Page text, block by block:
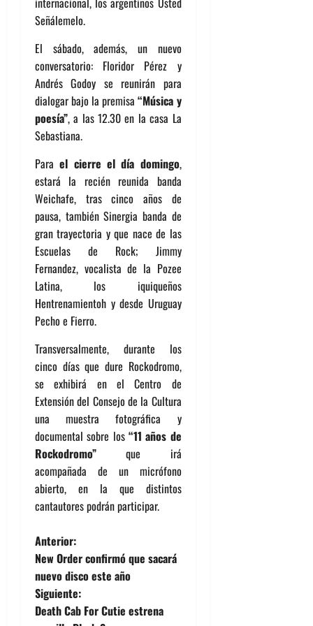
Señálemelo.
El sábado, además, un nuevo
conversatorio: Floridor Pérez y
Andrés Godoy se reunirán para
dialogar bajo la premisa“Música y
poesía”, a las 12.30 en la casa La
Sebastiana.
Parael cierre el día domingo,
estará la recién reunida banda
Weichafe, tras cinco años de
pausa, también Sinergia banda de
gran trayectoria y que nace de las
Escuelas de Rock; Jimmy
Fernandez, vocalista de la Pozee
Latina, los iquiqueños
Hentrenamientoh y desde Uruguay
Pecho e Fierro.
Transversalmente, durante los
cinco días que dure Rockodromo,
se exhibirá en el Centro de
Extensión del Consejo de la Cultura
una muestra fotográfica y
documental sobre los“11 años de
Rockodromo” que irá
acompañada de un micrófono
abierto, en la que distintos
cantautores podrán participar.
N
a
v
Anterior:
New Order confirmó que sacará
nuevo disco este año
Siguiente:
Death Cab For Cutie estrena